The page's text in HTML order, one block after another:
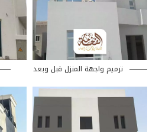
ترميم واجهة المنزل قبل وبعد